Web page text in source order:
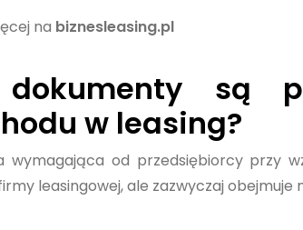
na biznesleasing.pl
są
w leasing?
wymagająca od przedsiębiorcy przy
leasingowej, ale zazwyczaj